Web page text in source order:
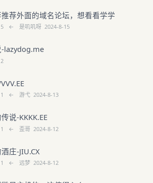
荐外面的域名论坛，想看看学学
← 是叽叽呀 2024-8-15
-lazydog.me
← 游弋 2024-8-13
说-KKKK.EE
← 歪哥 2024-8-12
庄-JIU.CX
← 远梦 2024-8-12